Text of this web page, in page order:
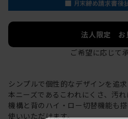
法人限定 お
ご希望に応じて
シンプルで個性的なデザインを追
本ニーズであるこわれにくさ、汚
機構と背のハイ・ロー切替機能も
使いいただけます。